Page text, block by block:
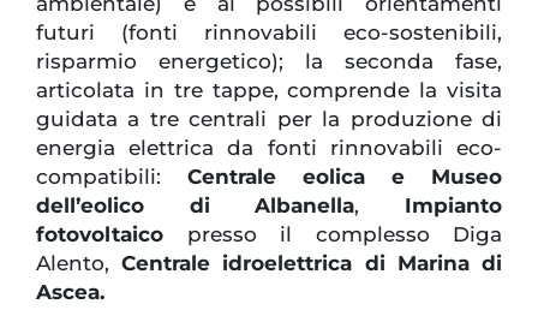
futuri (fonti rinnovabili eco-sostenibili,
risparmio energetico); la seconda fase,
articolata in tre tappe, comprende la visita
guidata a tre centrali per la produzione di
energia elettrica da fonti rinnovabili eco-
compatibili: Centrale eolica e Museo
dell’eolico di Albanella, Impianto
fotovoltaico presso il complesso Diga
Alento,Centrale idroelettrica di Marina di
Ascea.